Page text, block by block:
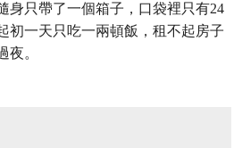
身只帶了一個箱子，口袋裡只有24
初一天只吃一兩頓飯，租不起房子
夜。